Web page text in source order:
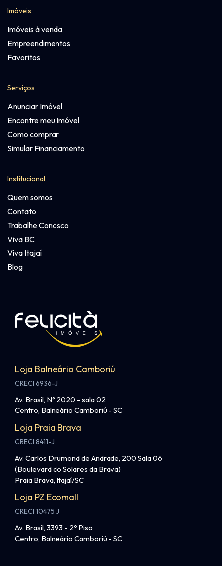
Imóveis
Imóveis à venda
Empreendimentos
Favoritos
Serviços
Anunciar Imóvel
Encontre meu Imóvel
Como comprar
Simular Financiamento
Institucional
Quem somos
Contato
Trabalhe Conosco
Viva BC
Viva Itajaí
Blog
Loja Balneário Camboriú
CRECI 6936-J
Av. Brasil, N° 2020 - sala 02
Centro, Balneário Camboriú - SC
Loja Praia Brava
CRECI 8411-J
Av. Carlos Drumond de Andrade, 200 Sala 06
(Boulevard do Solares da Brava)
Praia Brava, Itajaí/SC
Loja PZ Ecomall
CRECI 10475 J
Av. Brasil, 3393 - 2º Piso
Centro, Balneário Camboriú - SC